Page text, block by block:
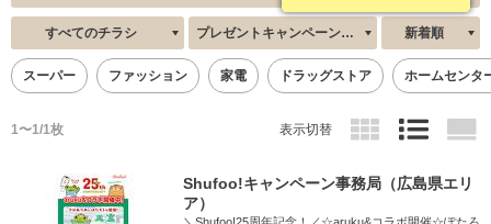
すべてのチラシ プレゼントキャンペーン・クーポン 新着順
スーパー ファッション 家電 ドラッグストア ホームセンタ
1〜1/1枚 表示切替
Shufoo!キャンペーン事務局（広島県エリ
ア）